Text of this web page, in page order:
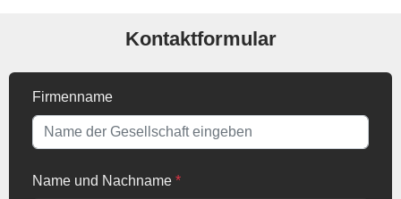
Kontaktformular
Firmenname
Name und Nachname *